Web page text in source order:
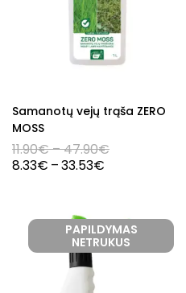
Samanotų vejų trąša ZERO
MOSS
11.90€–47.90€
8.33€ –33.53€
PAPILDYMAS
NETRUKUS